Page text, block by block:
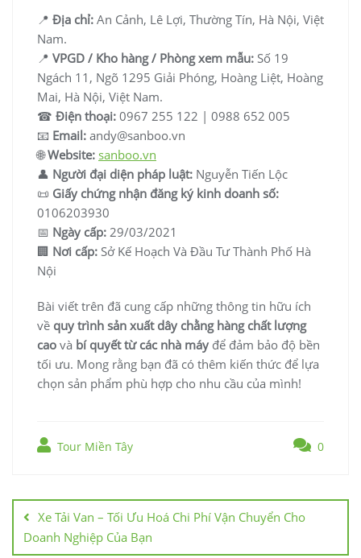
📍 Địa chỉ: An Cảnh, Lê Lợi, Thường Tín, Hà Nội, Việt
Nam.
📍 VPGD / Kho hàng / Phòng xem mẫu: Số 19
Ngách 11, Ngõ 1295 Giải Phóng, Hoàng Liệt, Hoàng
Mai, Hà Nội, Việt Nam.
☎ Điện thoại: 0967 255 122 | 0988 652 005
📧 Email: andy@sanboo.vn
🌐Website: sanboo.vn
👤 Người đại diện pháp luật: Nguyễn Tiến Lộc
📜 Giấy chứng nhận đăng ký kinh doanh số:
0106203930
📅 Ngày cấp: 29/03/2021
🏢 Nơi cấp: Sở Kế Hoạch Và Đầu Tư Thành Phố Hà
Nội
Bài viết trên đã cung cấp những thông tin hữu ích
về quy trình sản xuất dây chằng hàng chất lượng
cao và bí quyết từ các nhà máy để đảm bảo độ bền
tối ưu. Mong rằng bạn đã có thêm kiến thức để lựa
chọn sản phẩm phù hợp cho nhu cầu của mình!
Tour Miền Tây 0
Xe Tải Van – Tối Ưu Hoá Chi Phí Vận Chuyển Cho
Doanh Nghiệp Của Bạn